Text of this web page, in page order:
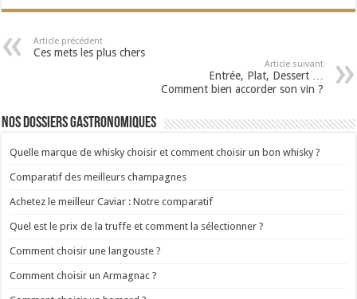
Article précédent
Ces mets les plus chers
Article suivant
Entrée, Plat, Dessert …
Comment bien accorder son vin ?
Nos dossiers gastronomiques
Quelle marque de whisky choisir et comment choisir un bon whisky ?
Comparatif des meilleurs champagnes
Achetez le meilleur Caviar : Notre comparatif
Quel est le prix de la truffe et comment la sélectionner ?
Comment choisir une langouste ?
Comment choisir un Armagnac ?